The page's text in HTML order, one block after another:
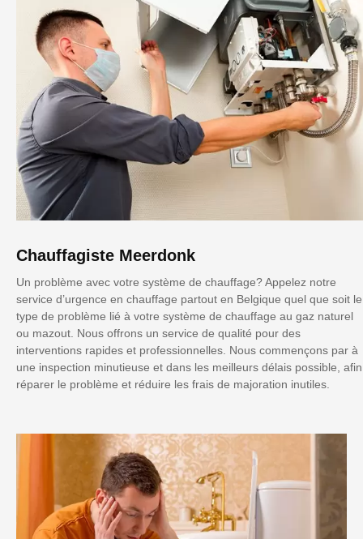
Chauffagiste Meerdonk
Un problème avec votre système de chauffage? Appelez notre
service d’urgence en chauffage partout en Belgique quel que soit le
type de problème lié à votre système de chauffage au gaz naturel
ou mazout. Nous offrons un service de qualité pour des
interventions rapides et professionnelles. Nous commençons par à
une inspection minutieuse et dans les meilleurs délais possible, afin
réparer le problème et réduire les frais de majoration inutiles.